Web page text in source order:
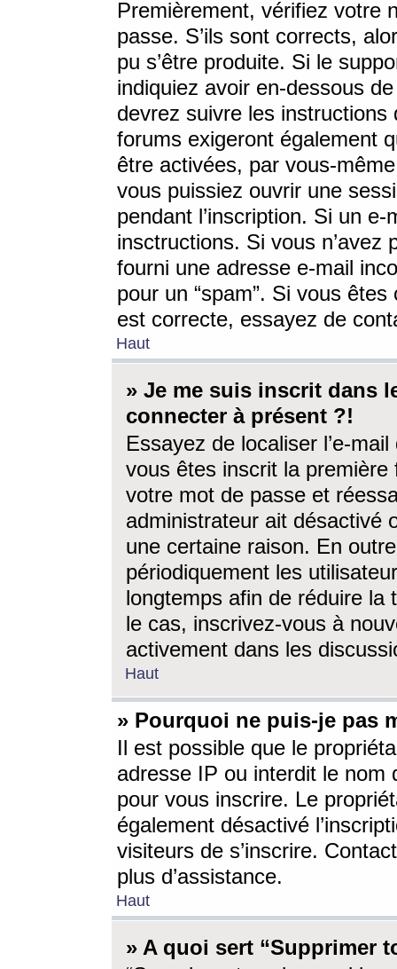
Premièrement, vérifiez votre
passe. S’ils sont corrects,
pu s’être produite. Si le
indiquiez avoir en-dessous
devrez suivre les
forums exigeront également
être activées, par vous-
vous puissiez ouvrir une
pendant l’inscription. Si un
insctructions. Si vous n’avez
fourni une adresse e-mail
pour un “spam”. Si vous
est correcte, essayez de
Haut
» Je me suis inscrit dans
connecter à présent ?!
Essayez de localiser l’e-
vous êtes inscrit la première
votre mot de passe et
administrateur ait désactivé
une certaine raison. En
périodiquement les
longtemps afin de réduire la
le cas, inscrivez-vous à
activement dans les
Haut
» Pourquoi ne puis-je pas
Il est possible que le
adresse IP ou interdit le nom
pour vous inscrire. Le
également désactivé
visiteurs de s’inscrire.
plus d’assistance.
Haut
» A quoi sert “Supprimer